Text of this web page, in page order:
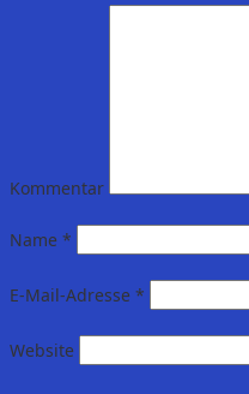
Kommentar
Name *
E-Mail-Adresse *
Website